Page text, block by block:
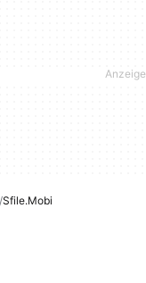
Sfile.mobi